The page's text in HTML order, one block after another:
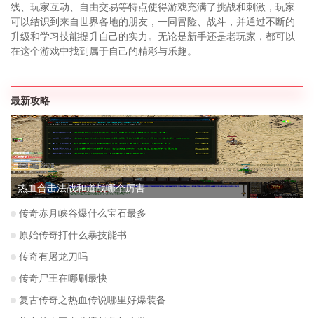
线、玩家互动、自由交易等特点使得游戏充满了挑战和刺激，玩家
可以结识到来自世界各地的朋友，一同冒险、战斗，并通过不断的
升级和学习技能提升自己的实力。无论是新手还是老玩家，都可以
在这个游戏中找到属于自己的精彩与乐趣。
最新攻略
热血合击法战和道战哪个厉害
传奇赤月峡谷爆什么宝石最多
原始传奇打什么暴技能书
传奇有屠龙刀吗
传奇尸王在哪刷最快
复古传奇之热血传说哪里好爆装备